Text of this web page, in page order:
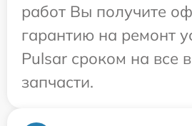
работ Вы получите
гарантию на ремонт
Pulsar сроком на все
запчасти.